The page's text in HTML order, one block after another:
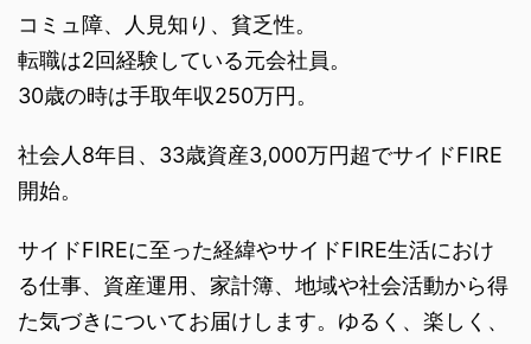
コミュ障、人見知り、貧乏性。
転職は2回経験している元会社員。
30歳の時は手取年収250万円。
社会人8年目、33歳資産3,000万円超でサイドFIRE
開始。
サイドFIREに至った経緯やサイドFIRE生活におけ
る仕事、資産運用、家計簿、地域や社会活動から得
た気づきについてお届けします。ゆるく、楽しく、